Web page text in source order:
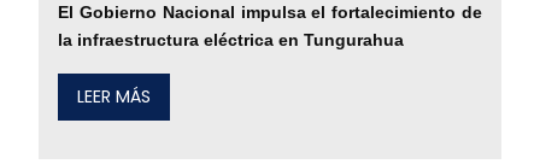
El Gobierno Nacional impulsa el fortalecimiento de
la infraestructura eléctrica en Tungurahua
LEER MÁS